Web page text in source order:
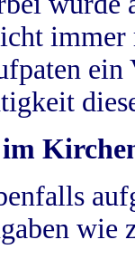
wie